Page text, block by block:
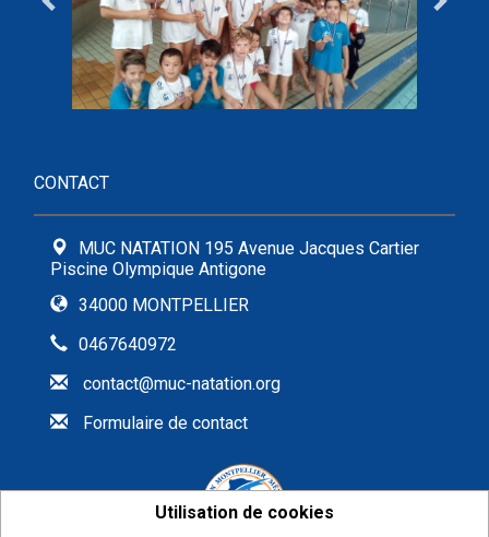
CONTACT
MUC NATATION 195 Avenue Jacques Cartier
Piscine Olympique Antigone
34000 MONTPELLIER
0467640972
contact@muc-natation.org
Formulaire de contact
Utilisation de cookies